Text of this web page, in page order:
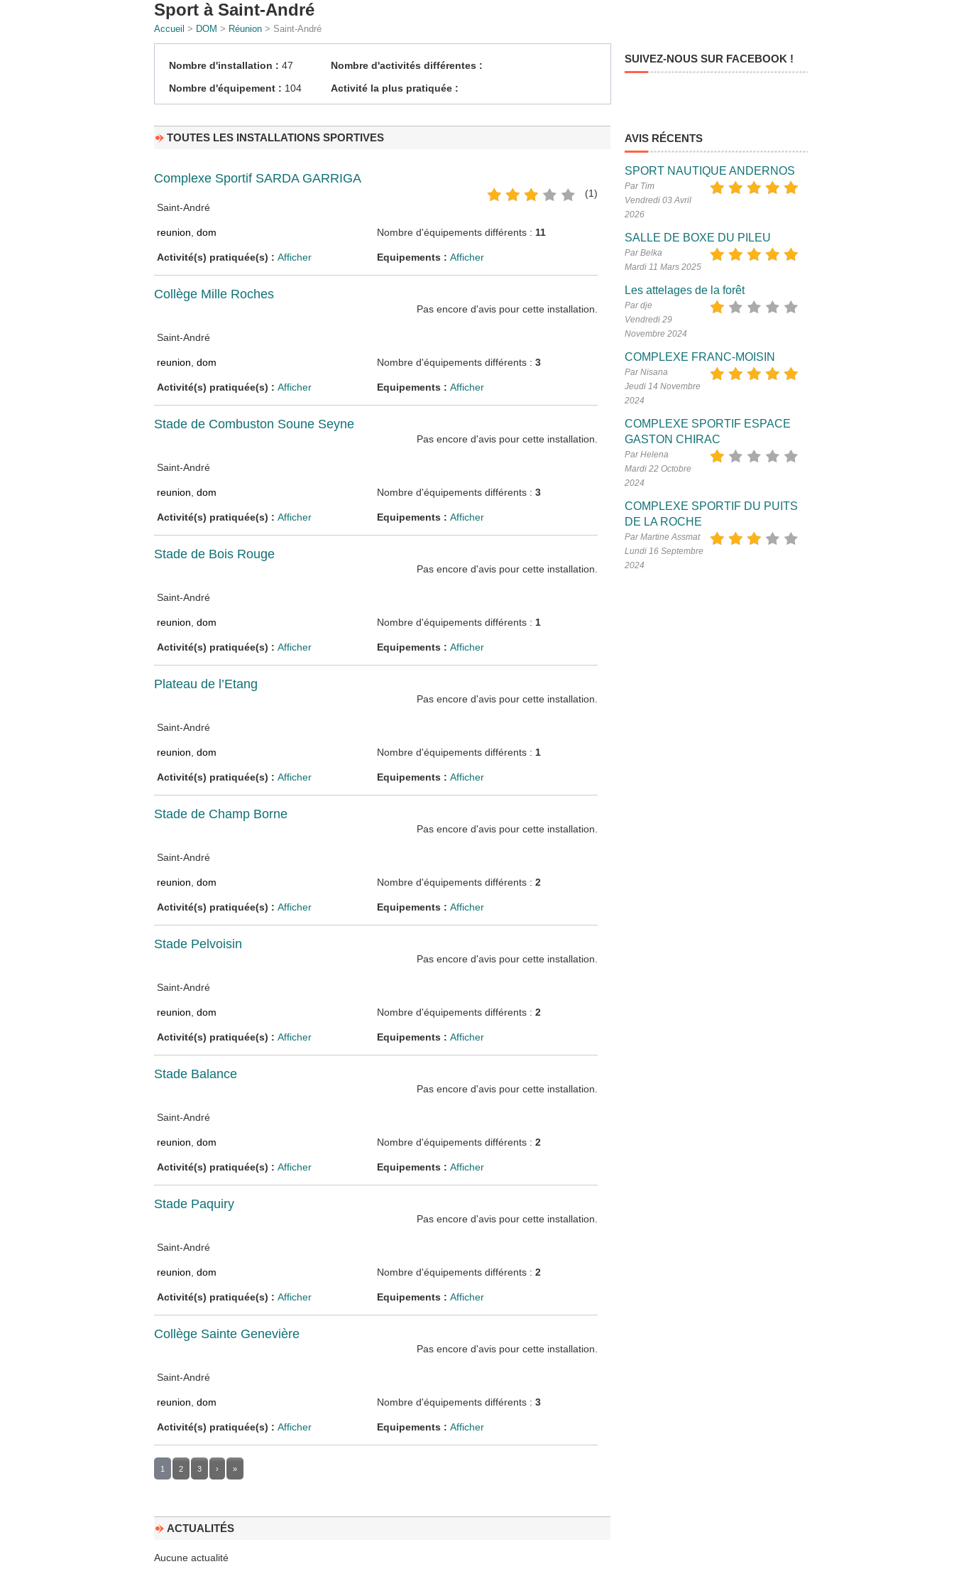
Sport à Saint-André
Accueil > DOM > Réunion> Saint-André
Nombre d'installation : 47
Nombre d'équipement : 104
Nombre d'activités différentes :
Activité la plus pratiquée :
TOUTES LES INSTALLATIONS SPORTIVES
Complexe Sportif SARDA GARRIGA
(1)
Saint-André
reunion dom Nombre d'équipements différents : 11
Activité(s) pratiquée(s) : Afficher Equipements : Afficher
Collège Mille Roches
Pas encore d'avis pour cette installation.
Saint-André
reunion dom Nombre d'équipements différents : 3
Activité(s) pratiquée(s) : Afficher Equipements : Afficher
Stade de Combuston Soune Seyne
Pas encore d'avis pour cette installation.
Saint-André
reunion dom Nombre d'équipements différents : 3
Activité(s) pratiquée(s) : Afficher Equipements : Afficher
Stade de Bois Rouge
Pas encore d'avis pour cette installation.
Saint-André
reunion dom Nombre d'équipements différents : 1
Activité(s) pratiquée(s) : Afficher Equipements : Afficher
Plateau de l’Etang
Pas encore d'avis pour cette installation.
Saint-André
reunion dom Nombre d'équipements différents : 1
Activité(s) pratiquée(s) : Afficher Equipements : Afficher
Stade de Champ Borne
Pas encore d'avis pour cette installation.
Saint-André
reunion dom Nombre d'équipements différents : 2
Activité(s) pratiquée(s) : Afficher Equipements : Afficher
Stade Pelvoisin
Pas encore d'avis pour cette installation.
Saint-André
reunion dom Nombre d'équipements différents : 2
Activité(s) pratiquée(s) : Afficher Equipements : Afficher
Stade Balance
Pas encore d'avis pour cette installation.
Saint-André
reunion dom Nombre d'équipements différents : 2
Activité(s) pratiquée(s) : Afficher Equipements : Afficher
Stade Paquiry
Pas encore d'avis pour cette installation.
Saint-André
reunion dom Nombre d'équipements différents : 2
Activité(s) pratiquée(s) : Afficher Equipements : Afficher
Collège Sainte Genevière
Pas encore d'avis pour cette installation.
Saint-André
reunion dom Nombre d'équipements différents : 3
Activité(s) pratiquée(s) : Afficher Equipements : Afficher
1 2 3 › »
ACTUALITÉS
Aucune actualité
SUIVEZ-NOUS SUR FACEBOOK !
AVIS RÉCENTS
SPORT NAUTIQUE ANDERNOS
Par Tim
Vendredi 03 Avril
2026
SALLE DE BOXE DU PILEU
Par Belka
Mardi 11 Mars 2025
Les attelages de la forêt
Par dje
Vendredi 29
Novembre 2024
COMPLEXE FRANC-MOISIN
Par Nisana
Jeudi 14 Novembre
2024
COMPLEXE SPORTIF ESPACE
GASTON CHIRAC
Par Helena
Mardi 22 Octobre
2024
COMPLEXE SPORTIF DU PUITS
DE LA ROCHE
Par Martine Assmat
Lundi 16 Septembre
2024